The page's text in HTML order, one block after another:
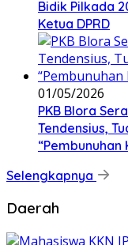
Bidik Pilkada
Ketua DPRD
01/05/2026
PKB Blora
Tendensius,
“Pembunuhan
Selengkapnya
Daerah